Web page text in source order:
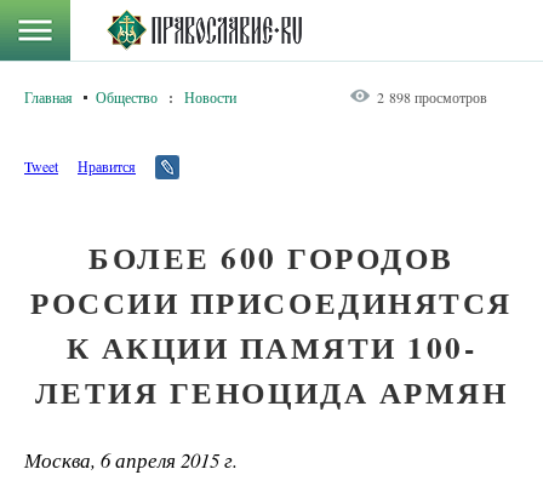
Главная Общество : Новости 2 898 просмотров
Tweet Нравится
БОЛЕЕ 600 ГОРОДОВ
РОССИИ ПРИСОЕДИНЯТСЯ
К АКЦИИ ПАМЯТИ 100-
ЛЕТИЯ ГЕНОЦИДА АРМЯН
Москва, 6 апреля 2015 г.